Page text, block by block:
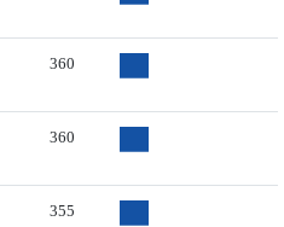
360
360
355